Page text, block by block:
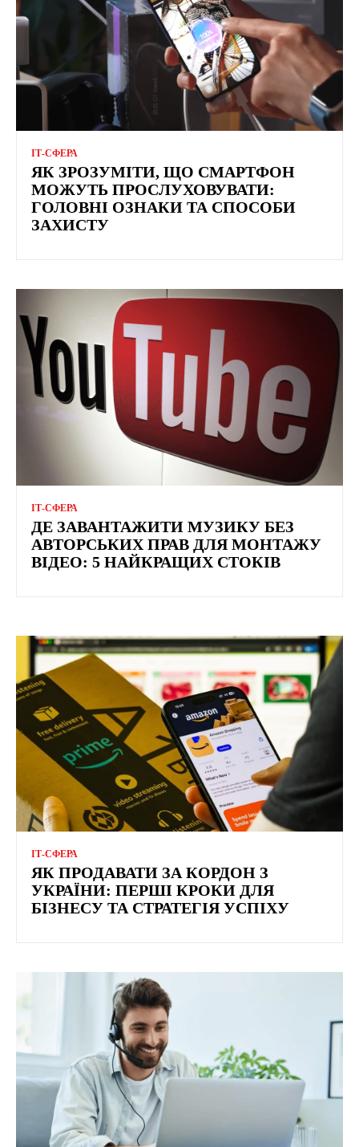
ІТ-СФЕРА
ЯК ЗРОЗУМІТИ, ЩО СМАРТФОН
МОЖУТЬ ПРОСЛУХОВУВАТИ:
ГОЛОВНІ ОЗНАКИ ТА СПОСОБИ
ЗАХИСТУ
ІТ-СФЕРА
ДЕ ЗАВАНТАЖИТИ МУЗИКУ БЕЗ
АВТОРСЬКИХ ПРАВ ДЛЯ МОНТАЖУ
ВІДЕО: 5 НАЙКРАЩИХ СТОКІВ
ІТ-СФЕРА
ЯК ПРОДАВАТИ ЗА КОРДОН З
УКРАЇНИ: ПЕРШІ КРОКИ ДЛЯ
БІЗНЕСУ ТА СТРАТЕГІЯ УСПІХУ